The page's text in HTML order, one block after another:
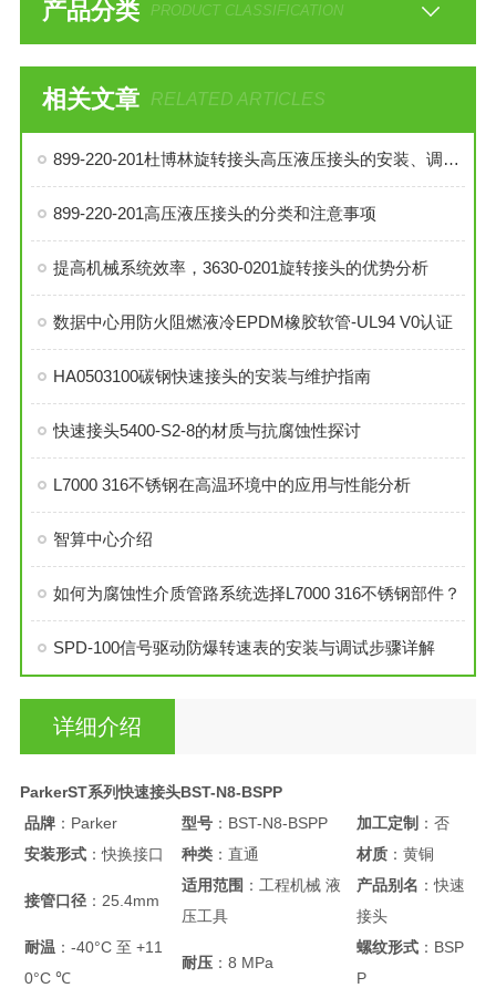
产品分类 PRODUCT CLASSIFICATION
相关文章 RELATED ARTICLES
899-220-201杜博林旋转接头高压液压接头的安装、调试与维护技巧
899-220-201高压液压接头的分类和注意事项
提高机械系统效率，3630-0201旋转接头的优势分析
数据中心用防火阻燃液冷EPDM橡胶软管-UL94 V0认证
HA0503100碳钢快速接头的安装与维护指南
快速接头5400-S2-8的材质与抗腐蚀性探讨
L7000 316不锈钢在高温环境中的应用与性能分析
智算中心介绍
如何为腐蚀性介质管路系统选择L7000 316不锈钢部件？
SPD-100信号驱动防爆转速表的安装与调试步骤详解
详细介绍
ParkerST系列快速接头BST-N8-BSPP
品牌：Parker 型号：BST-N8-BSPP 加工定制：否
安装形式：快换接口 种类：直通 材质：黄铜
接管口径：25.4mm
适用范围 ：工程机械 液
压工具
产品别名 ：快速
接头
耐温 ：-40°C 至 +11
0°C ℃
耐压：8 MPa
螺纹形式：BSP
P